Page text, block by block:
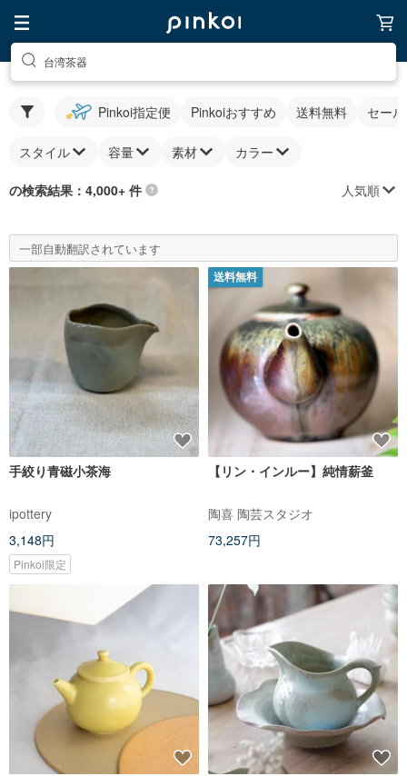
台湾茶器
Pinkoi指定便 Pinkoiおすすめ 送料無料 セー
スタイル 容量 素材 カラー
の検索結果：4,000+ 件 人気順
一部自動翻訳されています
手絞り青磁小茶海
ipottery
3,148円
Pinkoi限定
送料無料
【リン・インルー】純情薪釜
陶喜 陶芸スタジオ
73,257円